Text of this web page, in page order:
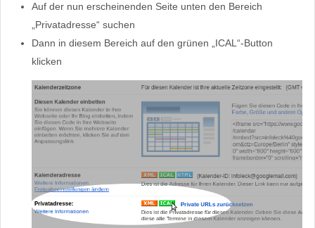
Auf der nun erscheinenden Seite unten den Bereich
„Privatadresse“ suchen
Dann in diesem Bereich auf den grünen „ICAL“-Button
klicken